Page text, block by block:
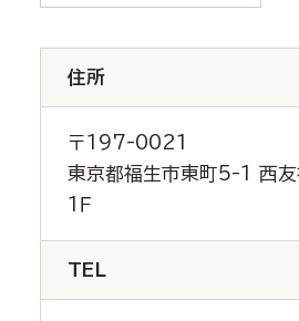
住所
〒197-0021
東京都福生市東町5-1 西友
1Ｆ
TEL